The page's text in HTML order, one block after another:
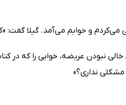
و خوابم می‌آمد. گیلا گفت:
خالی نبودن عریضه، خوابی را که در
نداری؟»